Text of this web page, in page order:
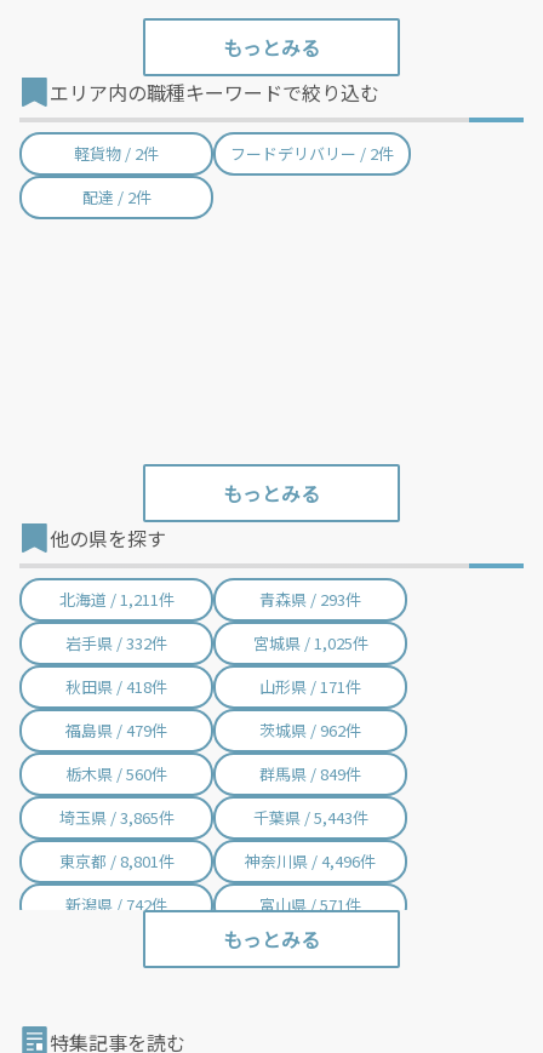
エリア内の職種キーワードで絞り込む
軽貨物 / 2件
フードデリバリー / 2件
配達 / 2件
他の県を探す
北海道 / 1,211件
青森県 / 293件
岩手県 / 332件
宮城県 / 1,025件
秋田県 / 418件
山形県 / 171件
福島県 / 479件
茨城県 / 962件
栃木県 / 560件
群馬県 / 849件
埼玉県 / 3,865件
千葉県 / 5,443件
東京都 / 8,801件
神奈川県 / 4,496件
新潟県 / 742件
富山県 / 571件
福井県 / 381件
岐阜県 / 846件
特集記事を読む